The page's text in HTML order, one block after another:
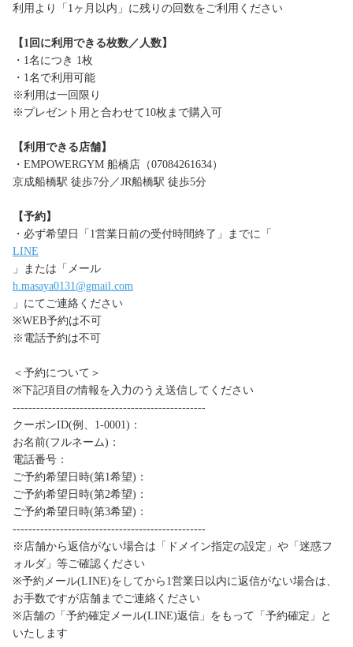
利用より「1ヶ月以内」に残りの回数をご利用ください
【1回に利用できる枚数／人数】
・1名につき 1枚
・1名で利用可能
※利用は一回限り
※プレゼント用と合わせて10枚まで購入可
【利用できる店舗】
・EMPOWERGYM 船橋店（07084261634）
京成船橋駅 徒歩7分／JR船橋駅 徒歩5分
【予約】
・必ず希望日「1営業日前の受付時間終了」までに「
LINE
」または「メール
h.masaya0131@gmail.com
」にてご連絡ください
※WEB予約は不可
※電話予約は不可
＜予約について＞
※下記項目の情報を入力のうえ送信してください
-------------------------------------------------
クーポンID(例、1-0001)：
お名前(フルネーム)：
電話番号：
ご予約希望日時(第1希望)：
ご予約希望日時(第2希望)：
ご予約希望日時(第3希望)：
-------------------------------------------------
※店舗から返信がない場合は「ドメイン指定の設定」や「迷惑フ
ォルダ」等ご確認ください
※予約メール(LINE)をしてから1営業日以内に返信がない場合は、
お手数ですが店舗までご連絡ください
※店舗の「予約確定メール(LINE)返信」をもって「予約確定」と
いたします